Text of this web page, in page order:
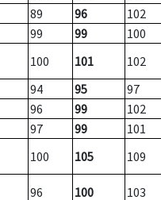
89 96
102
99 99
100
100 101
102
94 95
97
96 99
102
97 99
101
100 105 109
96 100
103